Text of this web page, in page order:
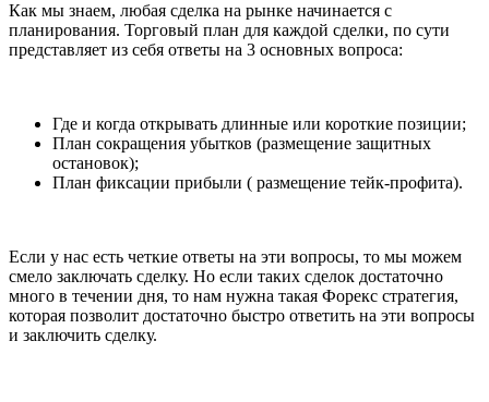
Как мы знаем, любая сделка на рынке начинается с
планирования. Торговый план для каждой сделки, по сути
представляет из себя ответы на 3 основных вопроса:
Где и когда открывать длинные или короткие позиции;
План сокращения убытков (размещение защитных
остановок);
План фиксации прибыли ( размещение тейк-профита).
Если у нас есть четкие ответы на эти вопросы, то мы можем
смело заключать сделку. Но если таких сделок достаточно
много в течении дня, то нам нужна такая Форекс стратегия,
которая позволит достаточно быстро ответить на эти вопросы
и заключить сделку.